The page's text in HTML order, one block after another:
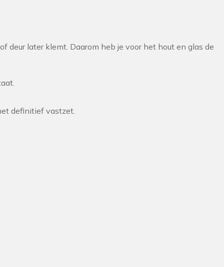
later klemt. Daarom heb je voor het hout en glas de
definitief vastzet.